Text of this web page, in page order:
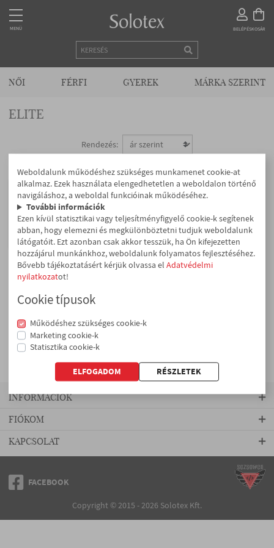
MENÜ BELÉPÉSKOSÁR
NŐI FÉRFI GYEREK MÁRKA SZERINT
MENÜ
KEZDŐLAP
KAPCSOLAT
NŐI
FÉRFI
GYEREK
MÁRKA SZERINT
Fehérneműk
Harisnyák
Donna B.C.
Elite
ELITE
Rendezés:
Elite
Aloe bokafix 15 den
560 Ft
Megjelenik 1-1 a(z) 1 találatból
KAPCSOLAT
INFORMÁCIÓK
FIÓKOM
Copyright © 2015 - 2026 Solotex Kft.
FACEBOOK
Weboldalunk működéshez szükséges munkamenet cookie-at
alkalmaz. Ezek használata elengedhetetlen a weboldalon történő
navigáláshoz, a weboldal funkcióinak működéséhez.
További információk
Ezen kívül statisztikai vagy teljesítményfigyelő cookie-k segítenek
abban, hogy elemezni és megkülönböztetni tudjuk weboldalunk
látógatóit. Ezt azonban csak akkor tesszük, ha Ön kifejezetten
hozzájárul munkánkhoz, weboldalunk folyamatos fejlesztéséhez.
Bővebb tájékoztatásért kérjük olvassa el Adatvédelmi
nyilatkozatot!
Cookie típusok
Működéshez szükséges cookie-k
Marketing cookie-k
Statisztika cookie-k
ELFOGADOM